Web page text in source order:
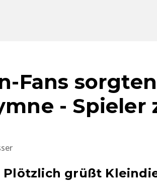
Fans
- Spieler
grüßt